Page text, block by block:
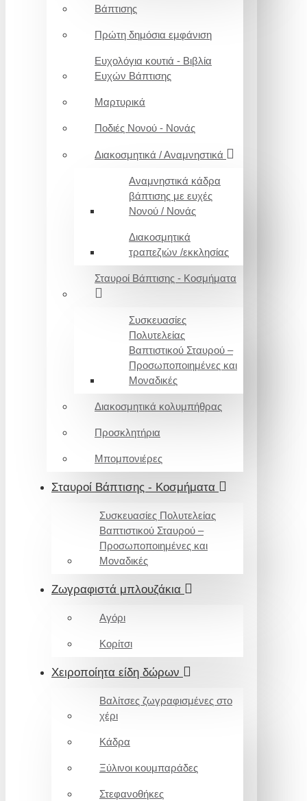
Βάπτισης
Πρώτη δημόσια εμφάνιση
Ευχολόγια κουτιά - Βιβλία
Ευχών Βάπτισης
Μαρτυρικά
Ποδιές Νονού - Νονάς
Διακοσμητικά / Αναμνηστικά
Αναμνηστικά κάδρα
βάπτισης με ευχές
Νονού / Νονάς
Διακοσμητικά
τραπεζιών /εκκλησίας
Σταυροί Βάπτισης - Κοσμήματα
Συσκευασίες
Πολυτελείας
Βαπτιστικού Σταυρού –
Προσωποποιημένες και
Μοναδικές
Διακοσμητικά κολυμπήθρας
Προσκλητήρια
Μπομπονιέρες
Σταυροί Βάπτισης - Κοσμήματα
Συσκευασίες Πολυτελείας
Βαπτιστικού Σταυρού –
Προσωποποιημένες και
Μοναδικές
Ζωγραφιστά μπλουζάκια
Αγόρι
Κορίτσι
Χειροποίητα είδη δώρων
Βαλίτσες ζωγραφισμένες στο
χέρι
Κάδρα
Ξύλινοι κουμπαράδες
Στεφανοθήκες